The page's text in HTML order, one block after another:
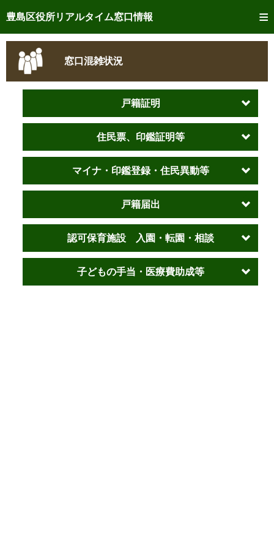
豊島区役所リアルタイム窓口情報
トップページへ
ご利用方法
事前予約
リアルタイム窓口混雑状況
リアルタイム交付状況確認
窓口混雑状況
戸籍証明
住民票、印鑑証明等
マイナ・印鑑登録・住民異動等
戸籍届出
認可保育施設 入園・転園・相談
子どもの手当・医療費助成等